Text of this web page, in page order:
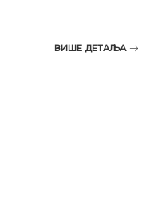
ВИШЕ ДЕТАЉА